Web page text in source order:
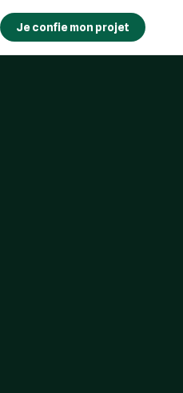
Je confie mon projet